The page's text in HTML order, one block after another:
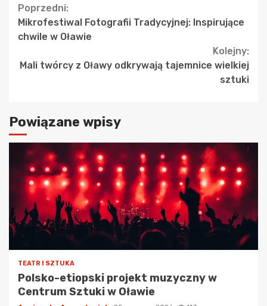
Continue
Reading
Poprzedni:
Mikrofestiwal Fotografii Tradycyjnej: Inspirujące
chwile w Oławie
Kolejny:
Mali twórcy z Oławy odkrywają tajemnice wielkiej
sztuki
Powiązane wpisy
TEATR I SZTUKA
Polsko-etiopski projekt muzyczny w
Centrum Sztuki w Oławie